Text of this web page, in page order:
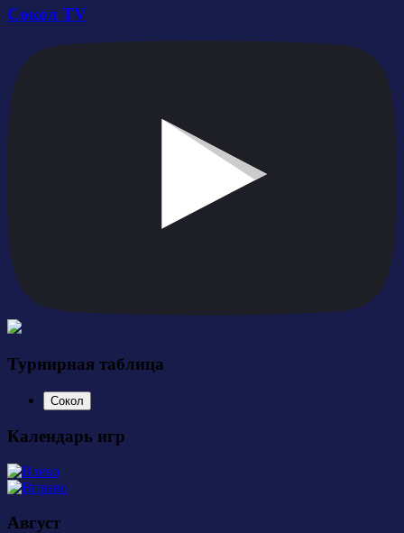
Сокол TV
Турнирная таблица
Сокол
Календарь игр
Август